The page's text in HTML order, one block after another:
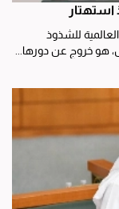
استهتار
للشذوذ
هو خروج عن دورها...